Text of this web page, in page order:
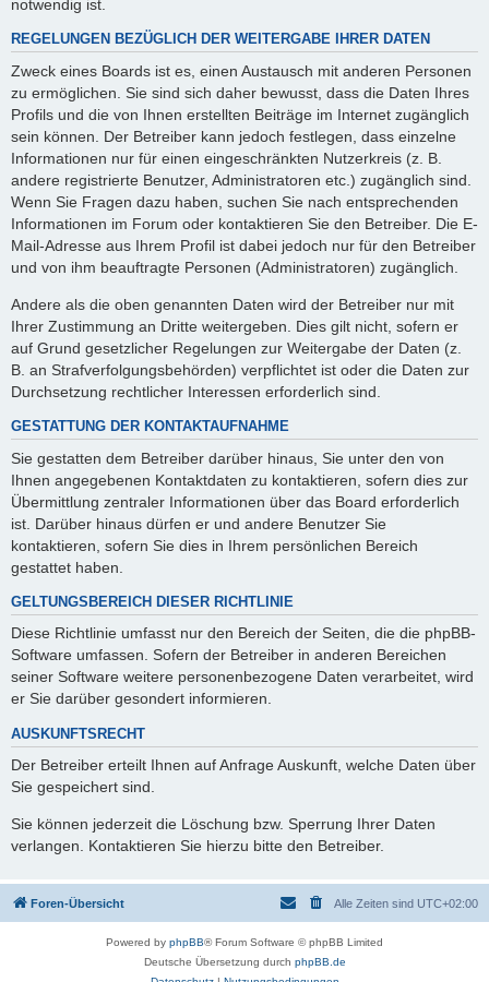
notwendig ist.
REGELUNGEN BEZÜGLICH DER WEITERGABE IHRER DATEN
Zweck eines Boards ist es, einen Austausch mit anderen Personen
zu ermöglichen. Sie sind sich daher bewusst, dass die Daten Ihres
Profils und die von Ihnen erstellten Beiträge im Internet zugänglich
sein können. Der Betreiber kann jedoch festlegen, dass einzelne
Informationen nur für einen eingeschränkten Nutzerkreis (z. B.
andere registrierte Benutzer, Administratoren etc.) zugänglich sind.
Wenn Sie Fragen dazu haben, suchen Sie nach entsprechenden
Informationen im Forum oder kontaktieren Sie den Betreiber. Die E-
Mail-Adresse aus Ihrem Profil ist dabei jedoch nur für den Betreiber
und von ihm beauftragte Personen (Administratoren) zugänglich.
Andere als die oben genannten Daten wird der Betreiber nur mit
Ihrer Zustimmung an Dritte weitergeben. Dies gilt nicht, sofern er
auf Grund gesetzlicher Regelungen zur Weitergabe der Daten (z.
B. an Strafverfolgungsbehörden) verpflichtet ist oder die Daten zur
Durchsetzung rechtlicher Interessen erforderlich sind.
GESTATTUNG DER KONTAKTAUFNAHME
Sie gestatten dem Betreiber darüber hinaus, Sie unter den von
Ihnen angegebenen Kontaktdaten zu kontaktieren, sofern dies zur
Übermittlung zentraler Informationen über das Board erforderlich
ist. Darüber hinaus dürfen er und andere Benutzer Sie
kontaktieren, sofern Sie dies in Ihrem persönlichen Bereich
gestattet haben.
GELTUNGSBEREICH DIESER RICHTLINIE
Diese Richtlinie umfasst nur den Bereich der Seiten, die die phpBB-
Software umfassen. Sofern der Betreiber in anderen Bereichen
seiner Software weitere personenbezogene Daten verarbeitet, wird
er Sie darüber gesondert informieren.
AUSKUNFTSRECHT
Der Betreiber erteilt Ihnen auf Anfrage Auskunft, welche Daten über
Sie gespeichert sind.
Sie können jederzeit die Löschung bzw. Sperrung Ihrer Daten
verlangen. Kontaktieren Sie hierzu bitte den Betreiber.
Foren-Übersicht Alle Zeiten sind UTC+02:00
Powered by phpBB® Forum Software © phpBB Limited
Deutsche Übersetzung durch phpBB.de